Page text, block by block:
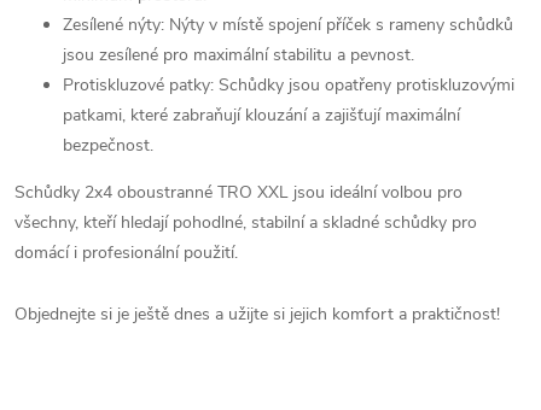
Zesílené nýty: Nýty v místě spojení příček s rameny schůdků
jsou zesílené pro maximální stabilitu a pevnost.
Protiskluzové patky: Schůdky jsou opatřeny protiskluzovými
patkami, které zabraňují klouzání a zajišťují maximální
bezpečnost.
Schůdky 2x4 oboustranné TRO XXL jsou ideální volbou pro
všechny, kteří hledají pohodlné, stabilní a skladné schůdky pro
domácí i profesionální použití.
Objednejte si je ještě dnes a užijte si jejich komfort a praktičnost!